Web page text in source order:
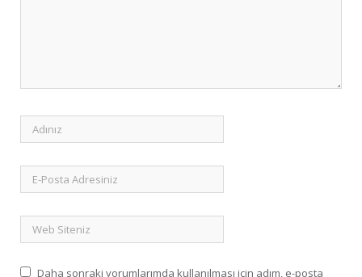
Daha sonraki yorumlarımda kullanılması için adım, e-posta